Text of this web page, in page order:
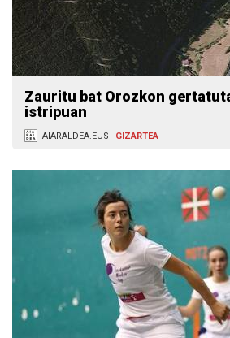
Zauritu bat Orozkon
istripuan
AIARALDEA.EUS GIZARTEA